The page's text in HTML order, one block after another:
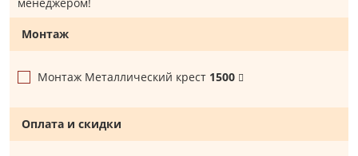
Монтаж
Монтаж Металлический крест 1500
Оплата и скидки